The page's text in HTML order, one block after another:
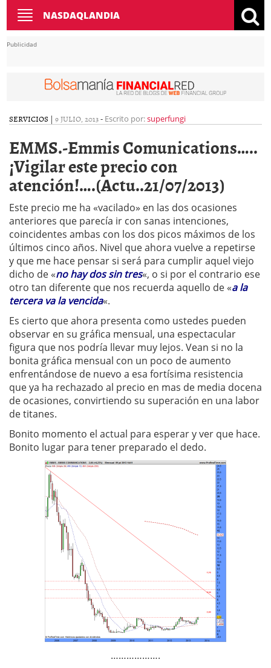
Toggle
navigation
NASDAQLANDIA
Publicidad
SERVICIOS | 9 JULIO, 2013- Escrito por:superfungi
EMMS.-Emmis Comunications…..
¡Vigilar este precio con
atención!….(Actu..21/07/2013)
Este precio me ha «vacilado» en las dos ocasiones
anteriores que parecía ir con sanas intenciones,
coincidentes ambas con los dos picos máximos de los
últimos cinco años. Nivel que ahora vuelve a repetirse
y que me hace pensar si será para cumplir aquel viejo
dicho de «no hay dos sin tres«, o si por el contrario ese
otro tan diferente que nos recuerda aquello de «a la
tercera va la vencida«.
Es cierto que ahora presenta como ustedes pueden
observar en su gráfica mensual, una espectacular
figura que nos podría llevar muy lejos. Vean si no la
bonita gráfica mensual con un poco de aumento
enfrentándose de nuevo a esa fortísima resistencia
que ya ha rechazado al precio en mas de media docena
de ocasiones, convirtiendo su superación en una labor
de titanes.
Bonito momento el actual para esperar y ver que hace.
Bonito lugar para tener preparado el dedo.
……………….